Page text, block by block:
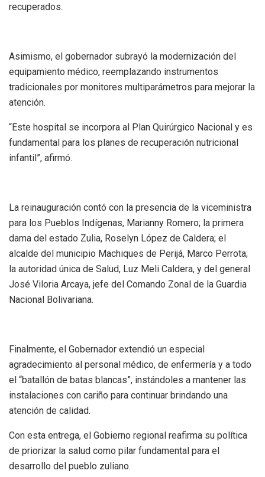
recuperados.
Asimismo, el gobernador subrayó la modernización del
equipamiento médico, reemplazando instrumentos
tradicionales por monitores multiparámetros para mejorar la
atención.
“Este hospital se incorpora al Plan Quirúrgico Nacional y es
fundamental para los planes de recuperación nutricional
infantil”, afirmó.
La reinauguración contó con la presencia de la viceministra
para los Pueblos Indígenas, Marianny Romero; la primera
dama del estado Zulia, Roselyn López de Caldera; el
alcalde del municipio Machiques de Perijá, Marco Perrota;
la autoridad única de Salud, Luz Meli Caldera, y del general
José Viloria Arcaya, jefe del Comando Zonal de la Guardia
Nacional Bolivariana.
Finalmente, el Gobernador extendió un especial
agradecimiento al personal médico, de enfermería y a todo
el “batallón de batas blancas”, instándoles a mantener las
instalaciones con cariño para continuar brindando una
atención de calidad.
Con esta entrega, el Gobierno regional reafirma su política
de priorizar la salud como pilar fundamental para el
desarrollo del pueblo zuliano.